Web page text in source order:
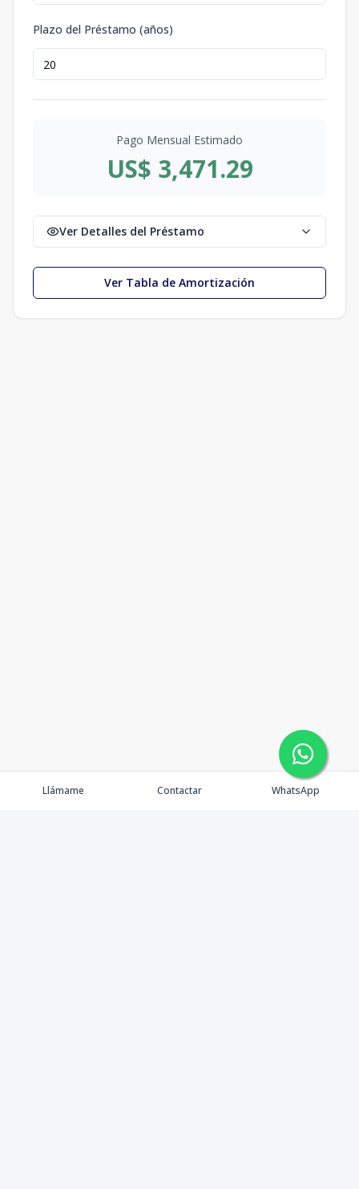
Plazo del Préstamo (años)
Pago Mensual Estimado
US$ 3,471.29
Ver Detalles del Préstamo
Ver Tabla de Amortización
Llámame Contactar WhatsApp